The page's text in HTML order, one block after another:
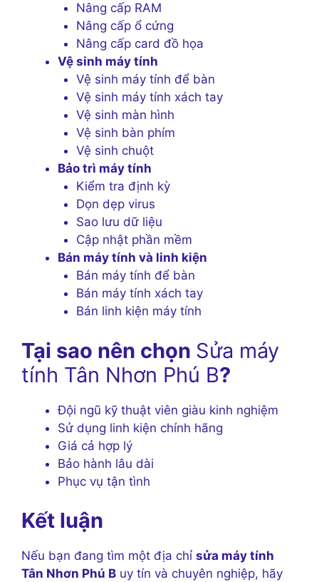
Nâng cấp RAM
Nâng cấp ổ cứng
Nâng cấp card đồ họa
Vệ sinh máy tính
Vệ sinh máy tính để bàn
Vệ sinh máy tính xách tay
Vệ sinh màn hình
Vệ sinh bàn phím
Vệ sinh chuột
Bảo trì máy tính
Kiểm tra định kỳ
Dọn dẹp virus
Sao lưu dữ liệu
Cập nhật phần mềm
Bán máy tính và linh kiện
Bán máy tính để bàn
Bán máy tính xách tay
Bán linh kiện máy tính
Tại sao nên chọn Sửa máy
tính Tân Nhơn Phú B?
Đội ngũ kỹ thuật viên giàu kinh nghiệm
Sử dụng linh kiện chính hãng
Giá cả hợp lý
Bảo hành lâu dài
Phục vụ tận tình
Kết luận
Nếu bạn đang tìm một địa chỉ sửa máy tính
Tân Nhơn Phú B uy tín và chuyên nghiệp, hãy